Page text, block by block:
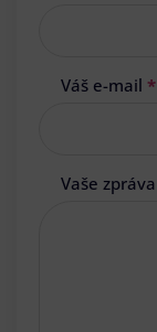
Váš e-mail *
Vaše zpráva